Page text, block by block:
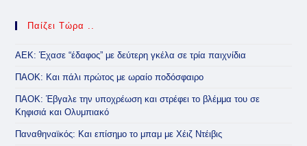
Παίζει Τώρα ..
ΑΕΚ: Έχασε “έδαφος” με δεύτερη γκέλα σε τρία παιχνίδια
ΠΑΟΚ: Και πάλι πρώτος με ωραίο ποδόσφαιρο
ΠΑΟΚ: Έβγαλε την υποχρέωση και στρέφει το βλέμμα του σε
Κηφισιά και Ολυμπιακό
Παναθηναϊκός: Και επίσημο το μπαμ με Χέιζ Ντέιβις